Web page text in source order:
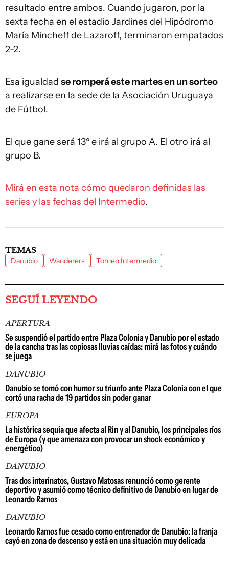
resultado entre ambos. Cuando jugaron, por la
sexta fecha en el estadio Jardines del Hipódromo
María Mincheff de Lazaroff, terminaron empatados
2-2.
Esa igualdad se romperá este martes en un sorteo
a realizarse en la sede de la Asociación Uruguaya
de Fútbol.
El que gane será 13º e irá al grupo A. El otro irá al
grupo B.
Mirá en esta nota cómo quedaron definidas las
series y las fechas del Intermedio.
TEMAS
Danubio Wanderers Torneo Intermedio
SEGUÍ LEYENDO
APERTURA
Se suspendió el partido entre Plaza Colonia y Danubio por el estado
de la cancha tras las copiosas lluvias caídas: mirá las fotos y cuándo
se juega
DANUBIO
Danubio se tomó con humor su triunfo ante Plaza Colonia con el que
cortó una racha de 19 partidos sin poder ganar
EUROPA
La histórica sequía que afecta al Rin y al Danubio, los principales ríos
de Europa (y que amenaza con provocar un shock económico y
energético)
DANUBIO
Tras dos interinatos, Gustavo Matosas renunció como gerente
deportivo y asumió como técnico definitivo de Danubio en lugar de
Leonardo Ramos
DANUBIO
Leonardo Ramos fue cesado como entrenador de Danubio: la franja
cayó en zona de descenso y está en una situación muy delicada